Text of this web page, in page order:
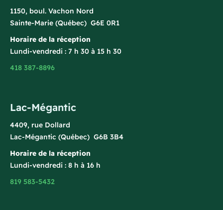
1150, boul. Vachon Nord
Sainte-Marie (Québec) G6E 0R1
Horaire de la réception
Lundi-vendredi : 7 h 30 à 15 h 30
418 387-8896
Lac-Mégantic
4409, rue Dollard
Lac-Mégantic (Québec) G6B 3B4
Horaire de la réception
Lundi-vendredi : 8 h à 16 h
819 583-5432